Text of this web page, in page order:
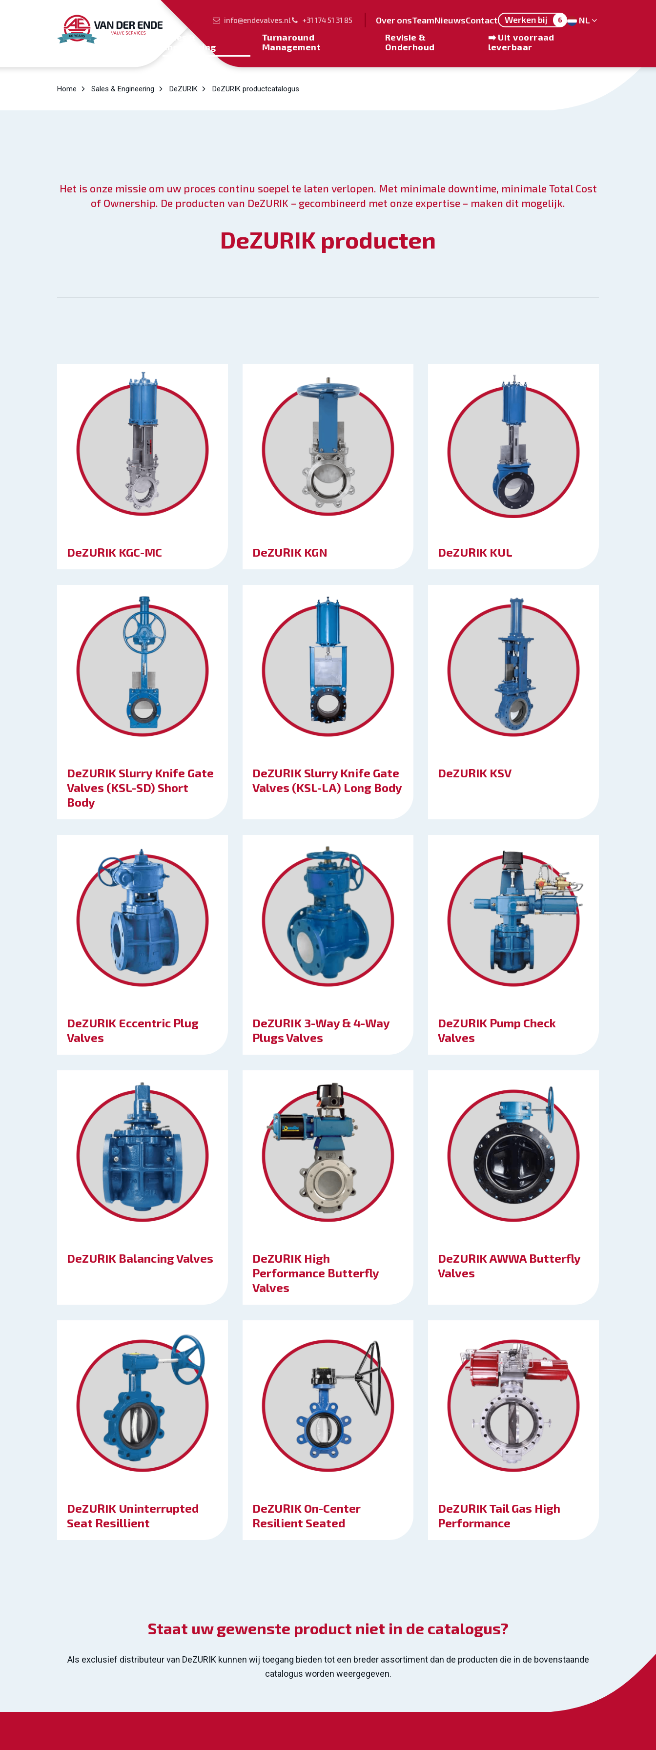
info@endevalves.nl +31 174 51 31 85 Over onsTeamNieuwsContact Werken bij 6
NL
Sales &
Engineering
Turnaround
Management
Revisie &
Onderhoud
➡️ Uit voorraad
leverbaar
Home Sales & Engineering DeZURIK DeZURIK productcatalogus
Het is onze missie om uw proces continu soepel te laten verlopen. Met minimale downtime, minimale Total Cost
of Ownership. De producten van DeZURIK – gecombineerd met onze expertise – maken dit mogelijk.
DeZURIK producten
DeZURIK KGC-MC DeZURIK KGN DeZURIK KUL
DeZURIK Slurry Knife Gate
Valves (KSL-SD) Short
Body
DeZURIK Slurry Knife Gate
Valves (KSL-LA) Long Body
DeZURIK KSV
DeZURIK Eccentric Plug
Valves
DeZURIK 3-Way & 4-Way
Plugs Valves
DeZURIK Pump Check
Valves
DeZURIK Balancing Valves
DeZURIK High
Performance Butterfly
Valves
DeZURIK AWWA Butterfly
Valves
DeZURIK Uninterrupted
Seat Resillient
DeZURIK On-Center
Resilient Seated
DeZURIK Tail Gas High
Performance
Staat uw gewenste product niet in de catalogus?
Als exclusief distributeur van DeZURIK kunnen wij toegang bieden tot een breder assortiment dan de producten die in de bovenstaande
catalogus worden weergegeven.